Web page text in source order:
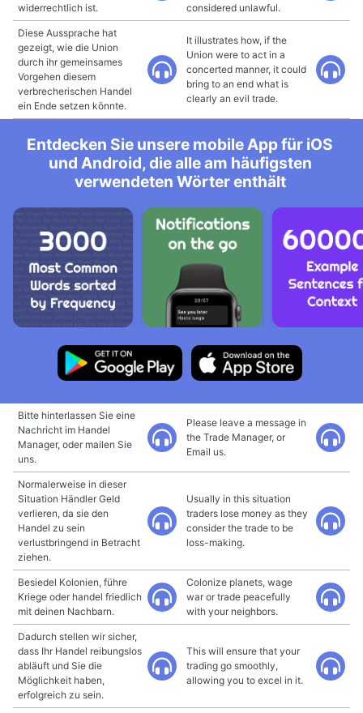
widerrechtlich ist.
considered unlawful.
Diese Aussprache hat
gezeigt, wie die Union
durch ihr gemeinsames
Vorgehen diesem
verbrecherischen Handel
ein Ende setzen könnte.
It illustrates how, if the
Union were to act in a
concerted manner, it could
bring to an end what is
clearly an evil trade.
Entdecken Sie unsere mobile App für iOS
und Android, die alle am häufigsten
verwendeten Wörter enthält
Bitte hinterlassen Sie eine
Nachricht im Handel
Manager, oder mailen Sie
uns.
Please leave a message in
the Trade Manager, or
Email us.
Normalerweise in dieser
Situation Händler Geld
verlieren, da sie den
Handel zu sein
verlustbringend in Betracht
ziehen.
Usually in this situation
traders lose money as they
consider the trade to be
loss-making.
Besiedel Kolonien, führe
Kriege oder handel friedlich
mit deinen Nachbarn.
Colonize planets, wage
war or trade peacefully
with your neighbors.
Dadurch stellen wir sicher,
dass Ihr Handel reibungslos
abläuft und Sie die
Möglichkeit haben,
erfolgreich zu sein.
This will ensure that your
trading go smoothly,
allowing you to excel in it.